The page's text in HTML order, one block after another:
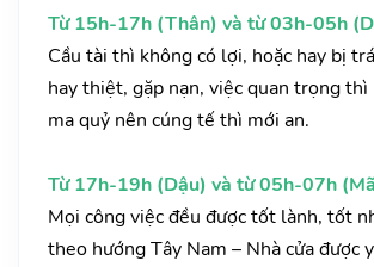
Từ 15h-17h (Thân) và từ 03h-05h
Cầu tài thì không có lợi, hoặc hay bị
hay thiệt, gặp nạn, việc quan trọng thì
ma quỷ nên cúng tế thì mới an.
Từ 17h-19h (Dậu) và từ 05h-07h
Mọi công việc đều được tốt lành, tốt
theo hướng Tây Nam – Nhà cửa được